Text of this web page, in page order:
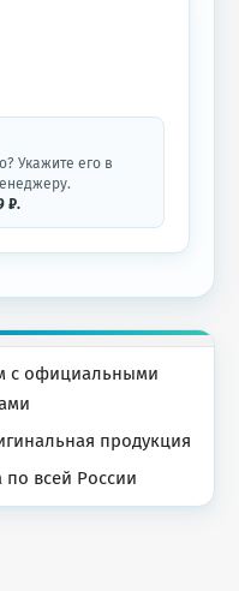
Укажите его в
₽.
с официальными
продукция
по всей России